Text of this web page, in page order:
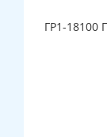
ГР1-18100